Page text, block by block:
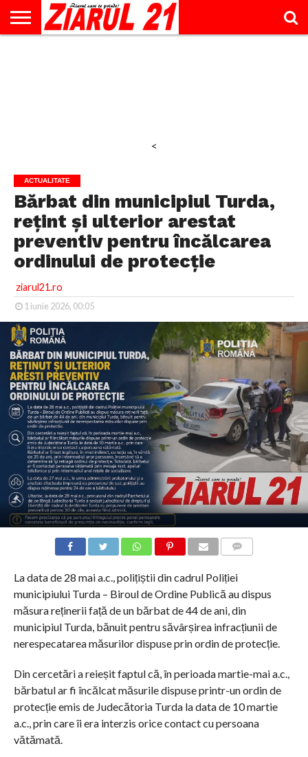
<
ACTUALITATE
Bărbat din municipiul Turda,
rețint și ulterior arestat
preventiv pentru încălcarea
ordinului de protecție
ziarul21.ro
1 iunie 2026, 00:05
La data de 28 mai a.c., polițiștii din cadrul Poliției
municipiului Turda – Biroul de Ordine Publică au dispus
măsura reținerii față de un bărbat de 44 de ani, din
municipiul Turda, bănuit pentru săvârșirea infracțiunii de
nerespecatarea măsurilor dispuse prin ordin de protecție.
Din cercetări a reieșit faptul că, în perioada martie-mai a.c.,
bărbatul ar fi încălcat măsurile dispuse printr-un ordin de
protecție emis de Judecătoria Turda la data de 10 martie
a.c., prin care îi era interzis orice contact cu persoana
vătămată.